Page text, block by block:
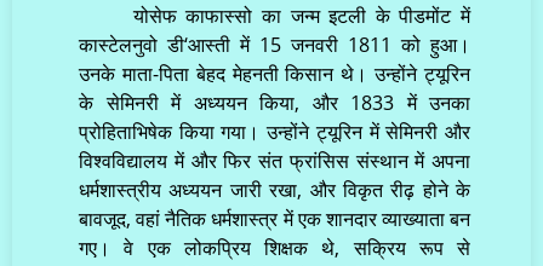
योसेफ काफास्सो का जन्म इटली के पीडमोंट में
कास्टेलनुवो डी‘आस्ती में 15 जनवरी 1811 को हुआ।
उनके माता-पिता बेहद मेहनती किसान थे। उन्होंने ट्यूरिन
के सेमिनरी में अध्ययन किया, और 1833 में उनका
प्रोहिताभिषेक किया गया। उन्होंने ट्यूरिन में सेमिनरी और
विश्वविद्यालय में और फिर संत फ्रांसिस संस्थान में अपना
धर्मशास्त्रीय अध्ययन जारी रखा, और विकृत रीढ़ होने के
बावजूद, वहां नैतिक धर्मशास्त्र में एक शानदार व्याख्याता बन
गए। वे एक लोकप्रिय शिक्षक थे, सक्रिय रूप से